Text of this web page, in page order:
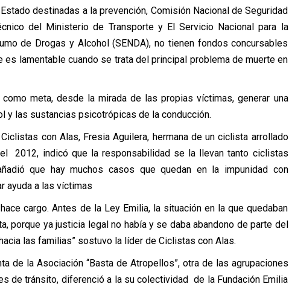
destinadas a la prevención, Comisión Nacional de Seguridad
del Ministerio de Transporte y El Servicio Nacional para la
de Drogas y Alcohol (SENDA), no tienen fondos concursables
es lamentable cuando se trata del principal problema de muerte en
meta, desde la mirada de las propias víctimas, generar una
y las sustancias psicotrópicas de la conducción.
con Alas, Fresia Aguilera, hermana de un ciclista arrollado
2012, indicó que la responsabilidad se la llevan tanto ciclistas
que hay muchos casos que quedan en la impunidad con
ayuda a las víctimas
cargo. Antes de la Ley Emilia, la situación en la que quedaban
porque ya justicia legal no había y se daba abandono de parte del
las familias” sostuvo la líder de Ciclistas con Alas.
de la Asociación “Basta de Atropellos”, otra de las agrupaciones
de tránsito, diferenció a la su colectividad de la Fundación Emilia